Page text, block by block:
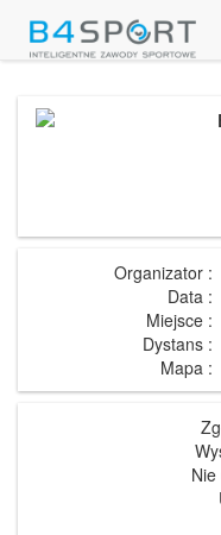
Organizator :
Data :
Miejsce :
Dystans :
Mapa :
Nie